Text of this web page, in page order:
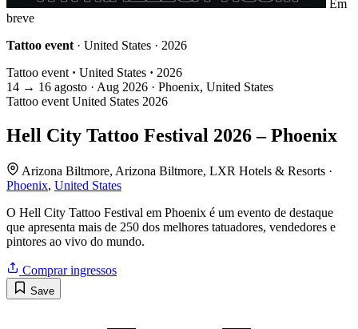
Em
breve
Tattoo event · United States · 2026
Tattoo event · United States · 2026
14 → 16 agosto · Aug 2026 · Phoenix, United States
Tattoo event United States 2026
Hell City Tattoo Festival 2026 – Phoenix
Arizona Biltmore, Arizona Biltmore, LXR Hotels & Resorts ·
Phoenix, United States
O Hell City Tattoo Festival em Phoenix é um evento de destaque
que apresenta mais de 250 dos melhores tatuadores, vendedores e
pintores ao vivo do mundo.
Comprar ingressos
Save